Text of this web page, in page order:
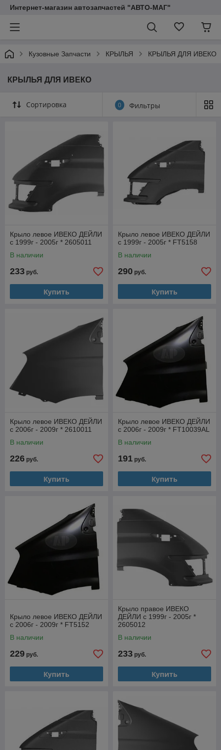
Интернет-магазин автозапчастей "АВТО-МАГ"
Кузовные Запчасти КРЫЛЬЯ КРЫЛЬЯ ДЛЯ ИВЕКО
КРЫЛЬЯ ДЛЯ ИВЕКО
Сортировка 0 Фильтры
Крыло левое ИВЕКО ДЕЙЛИ
с 1999г - 2005г * 2605011
В наличии
233 руб.
Купить
Крыло левое ИВЕКО ДЕЙЛИ
с 1999г - 2005г * FT5158
В наличии
290 руб.
Купить
Крыло левое ИВЕКО ДЕЙЛИ
с 2006г - 2009г * 2610011
В наличии
226 руб.
Купить
Крыло левое ИВЕКО ДЕЙЛИ
с 2006г - 2009г * FT10039AL
В наличии
191 руб.
Купить
Крыло левое ИВЕКО ДЕЙЛИ
с 2006г - 2009г * FT5152
В наличии
229 руб.
Купить
Крыло правое ИВЕКО
ДЕЙЛИ с 1999г - 2005г *
2605012
В наличии
233 руб.
Купить